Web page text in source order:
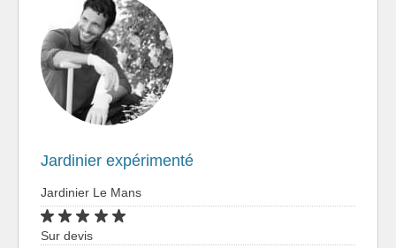
Jardinier expérimenté
Jardinier Le Mans
Sur devis